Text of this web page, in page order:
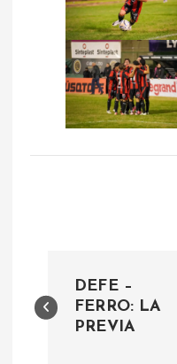
a
DEFE –
FERRO: LA
PREVIA